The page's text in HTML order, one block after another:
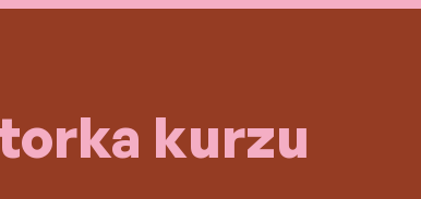
kurzu